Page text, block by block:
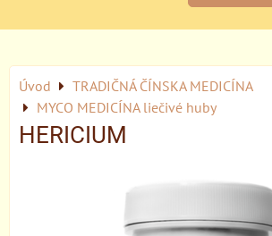
Úvod
TRADIČNÁ ČÍNSKA MEDICÍNA
MYCO MEDICÍNA liečivé huby
HERICIUM